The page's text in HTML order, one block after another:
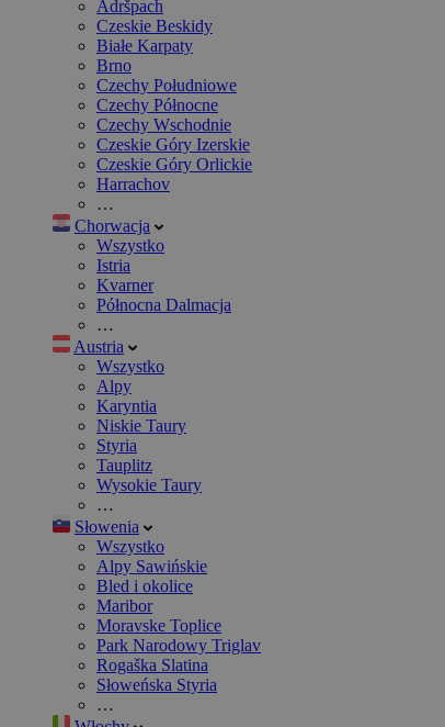
Adršpach
Czeskie Beskidy
Białe Karpaty
Brno
Czechy Południowe
Czechy Północne
Czechy Wschodnie
Czeskie Góry Izerskie
Czeskie Góry Orlickie
Harrachov
…
Chorwacja
Wszystko
Istria
Kvarner
Północna Dalmacja
…
Austria
Wszystko
Alpy
Karyntia
Niskie Taury
Styria
Tauplitz
Wysokie Taury
…
Słowenia
Wszystko
Alpy Sawińskie
Bled i okolice
Maribor
Moravske Toplice
Park Narodowy Triglav
Rogaška Slatina
Słoweńska Styria
…